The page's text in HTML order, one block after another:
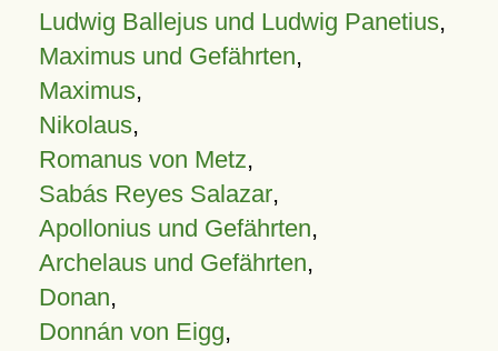
Ludwig Ballejus und Ludwig Panetius,
Maximus und Gefährten,
Maximus,
Nikolaus,
Romanus von Metz,
Sabás Reyes Salazar,
Apollonius und Gefährten,
Archelaus und Gefährten,
Donan,
Donnán von Eigg,